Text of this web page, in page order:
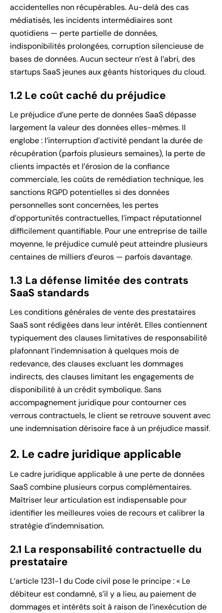
accidentelles non récupérables. Au-delà des cas
médiatisés, les incidents intermédiaires sont
quotidiens — perte partielle de données,
indisponibilités prolongées, corruption silencieuse de
bases de données. Aucun secteur n’est à l’abri, des
startups SaaS jeunes aux géants historiques du cloud.
1.2 Le coût caché du préjudice
Le préjudice d’une perte de données SaaS dépasse
largement la valeur des données elles-mêmes. Il
englobe : l’interruption d’activité pendant la durée de
récupération (parfois plusieurs semaines), la perte de
clients impactés et l’érosion de la confiance
commerciale, les coûts de remédiation technique, les
sanctions RGPD potentielles si des données
personnelles sont concernées, les pertes
d’opportunités contractuelles, l’impact réputationnel
difficilement quantifiable. Pour une entreprise de taille
moyenne, le préjudice cumulé peut atteindre plusieurs
centaines de milliers d’euros — parfois davantage.
1.3 La défense limitée des contrats
SaaS standards
Les conditions générales de vente des prestataires
SaaS sont rédigées dans leur intérêt. Elles contiennent
typiquement des clauses limitatives de responsabilité
plafonnant l’indemnisation à quelques mois de
redevance, des clauses excluant les dommages
indirects, des clauses limitant les engagements de
disponibilité à un crédit symbolique. Sans
accompagnement juridique pour contourner ces
verrous contractuels, le client se retrouve souvent avec
une indemnisation dérisoire face à un préjudice massif.
2. Le cadre juridique applicable
Le cadre juridique applicable à une perte de données
SaaS combine plusieurs corpus complémentaires.
Maîtriser leur articulation est indispensable pour
identifier les meilleures voies de recours et calibrer la
stratégie d’indemnisation.
2.1 La responsabilité contractuelle du
prestataire
L’article 1231-1 du Code civil pose le principe : « Le
débiteur est condamné, s’il y a lieu, au paiement de
dommages et intérêts soit à raison de l’inexécution de